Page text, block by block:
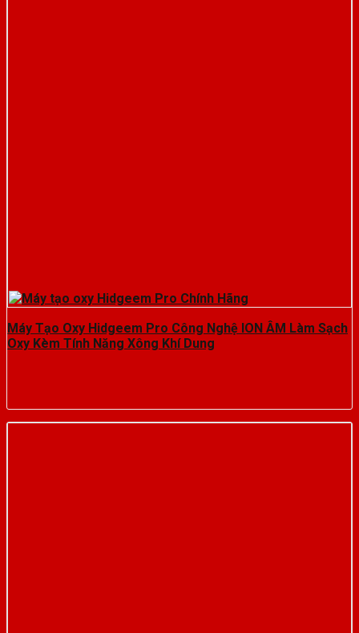
Máy Tạo Oxy Hidgeem Pro Công Nghệ ION ÂM Làm Sạch
Oxy Kèm Tính Năng Xông Khí Dung